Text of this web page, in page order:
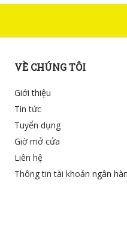
VỀ CHÚNG TÔI
Giới thiệu
Tin tức
Tuyển dụng
Giờ mở cửa
Liên hệ
Thông tin tài khoản ngân